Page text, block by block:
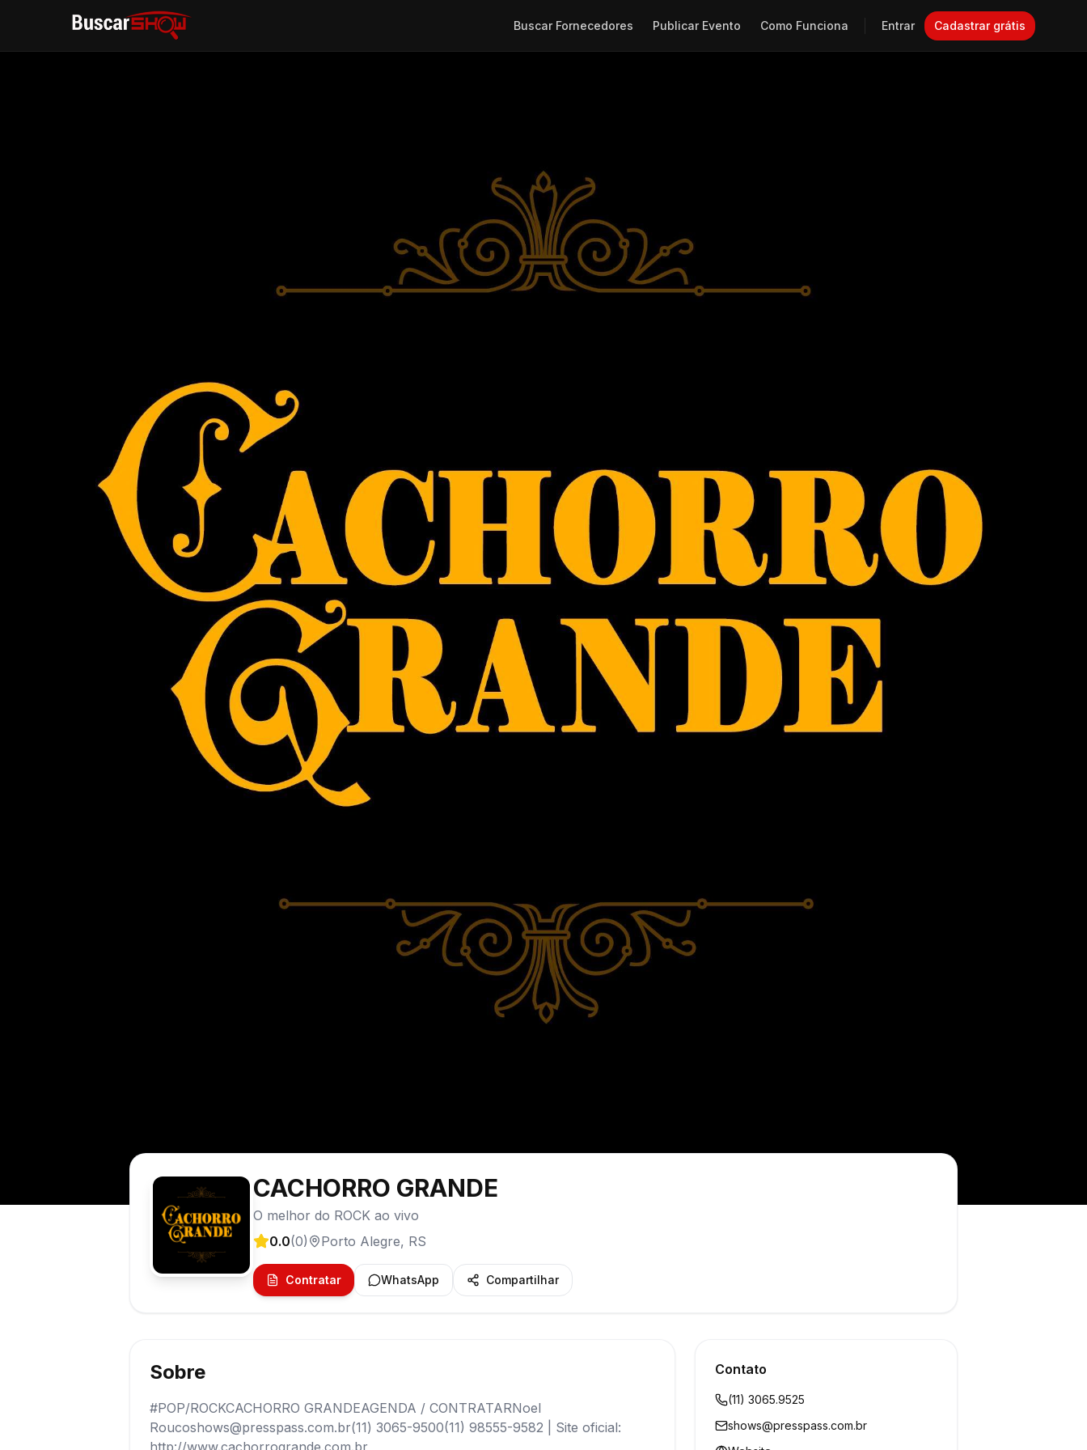
Buscar Fornecedores Publicar Evento Como Funciona Entrar Cadastrar grátis
CACHORRO GRANDE
O melhor do ROCK ao vivo
0.0(0) Porto Alegre, RS
Contratar WhatsApp Compartilhar
Sobre
#POP/ROCKCACHORRO GRANDEAGENDA / CONTRATARNoel
Roucoshows@presspass.com.br(11) 3065-9500(11) 98555-9582 | Site oficial:
http://www.cachorrogrande.com.br
Contato
(11) 3065.9525
shows@presspass.com.br